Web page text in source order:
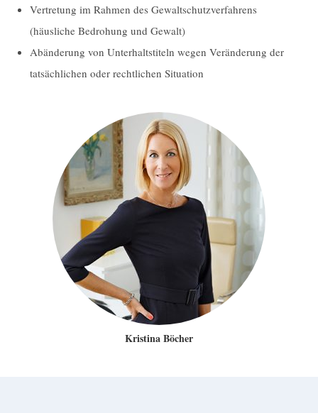
Vertretung im Rahmen des Gewaltschutzverfahrens
(häusliche Bedrohung und Gewalt)
Abänderung von Unterhaltstiteln wegen Veränderung der
tatsächlichen oder rechtlichen Situation
Kristina Böcher